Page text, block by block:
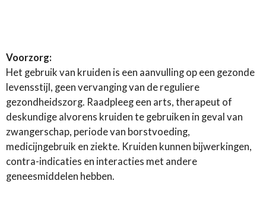
Voorzorg:
Het gebruik van kruiden is een aanvulling op een gezonde
levensstijl, geen vervanging van de reguliere
gezondheidszorg. Raadpleeg een arts, therapeut of
deskundige alvorens kruiden te gebruiken in geval van
zwangerschap, periode van borstvoeding,
medicijngebruik en ziekte. Kruiden kunnen bijwerkingen,
contra-indicaties en interacties met andere
geneesmiddelen hebben.